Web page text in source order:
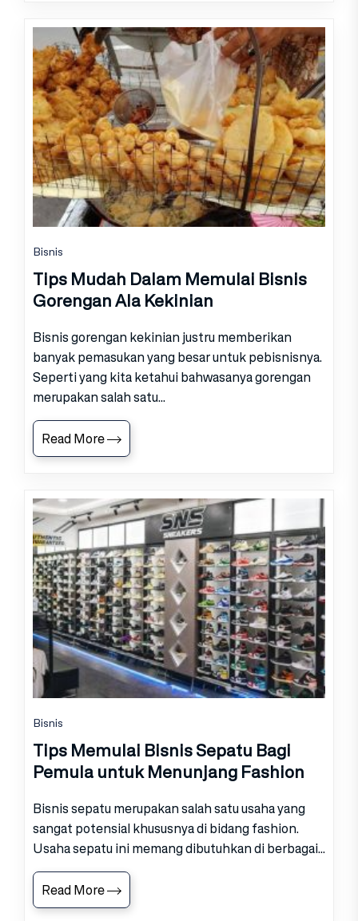
Bisnis
Tips Mudah Dalam Memulai Bisnis
Gorengan Ala Kekinian
Bisnis gorengan kekinian justru memberikan
banyak pemasukan yang besar untuk pebisnisnya.
Seperti yang kita ketahui bahwasanya gorengan
merupakan salah satu...
Read More
Bisnis
Tips Memulai Bisnis Sepatu Bagi
Pemula untuk Menunjang Fashion
Bisnis sepatu merupakan salah satu usaha yang
sangat potensial khususnya di bidang fashion.
Usaha sepatu ini memang dibutuhkan di berbagai...
Read More